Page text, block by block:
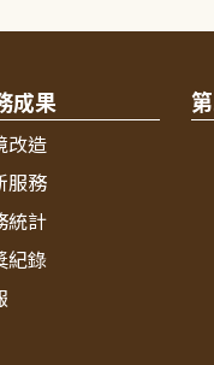
成果
改造
服務
統計
紀錄